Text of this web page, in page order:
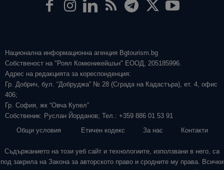
Национална информационна агенция Bgtourism.bg
Собственост на "Роял Комюникейшън" ЕООД, 205185996.
Адрес на редакцията за кореспонденция:
Гр. Добрич, бул. “Добруджа” № 28 (Сграда на Кадастъра), ет. 4, офис
406;
Гр. София, жк “Овча Купел”
Собственик: Руслан Йорданов; Тел.: +359 886 01 53 91
Общи условия
Етичен кодекс За нас Контакти
Съдържанието на този уеб сайт и технологиите, използвани в него, са
под закрила на Закона за авторското право и сродните му права. Всички